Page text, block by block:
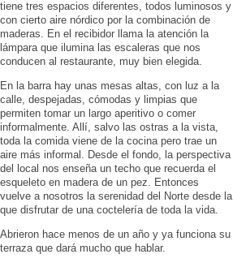
tiene tres espacios diferentes, todos luminosos y
con cierto aire nórdico por la combinación de
maderas. En el recibidor llama la atención la
lámpara que ilumina las escaleras que nos
conducen al restaurante, muy bien elegida.
En la barra hay unas mesas altas, con luz a la
calle, despejadas, cómodas y limpias que
permiten tomar un largo aperitivo o comer
informalmente. Allí, salvo las ostras a la vista,
toda la comida viene de la cocina pero trae un
aire más informal. Desde el fondo, la perspectiva
del local nos enseña un techo que recuerda el
esqueleto en madera de un pez. Entonces
vuelve a nosotros la serenidad del Norte desde la
que disfrutar de una coctelería de toda la vida.
Abrieron hace menos de un año y ya funciona su
terraza que dará mucho que hablar.